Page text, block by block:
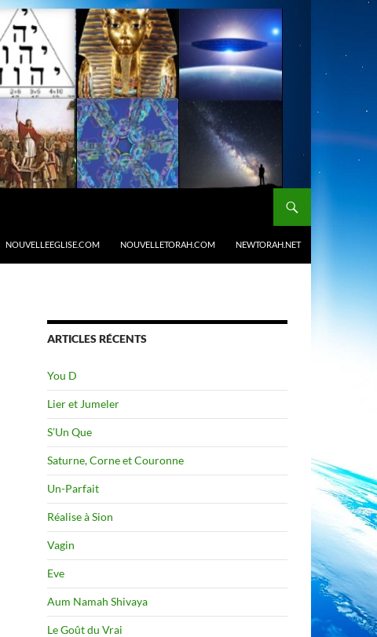
NOUVELLEEGLISE.COM NOUVELLETORAH.COM NEWTORAH.NET
ARTICLES RÉCENTS
You D
Lier et Jumeler
S’Un Que
Saturne, Corne et Couronne
Un-Parfait
Réalise à Sion
Vagin
Eve
Aum Namah Shivaya
Le Goût du Vrai